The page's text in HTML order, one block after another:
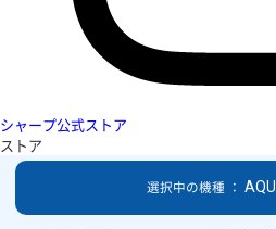
シャープ公式ストア
ストア
選択中の機種 ：